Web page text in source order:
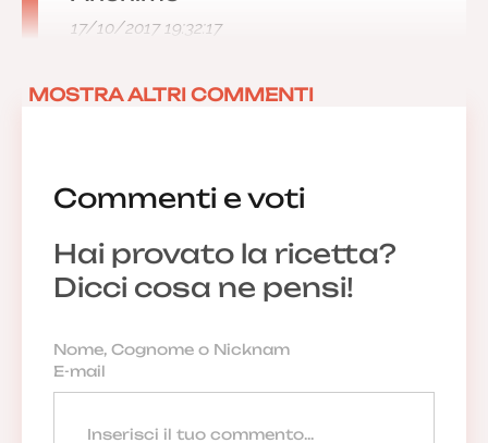
Commenti e voti
Hai provato la ricetta?
Dicci cosa ne pensi!
17/10/2017 19:32:17
MOSTRA ALTRI COMMENTI